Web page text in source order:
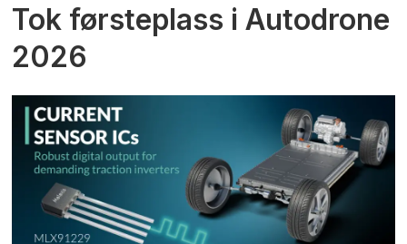
Tok førsteplass i Autodrone
2026